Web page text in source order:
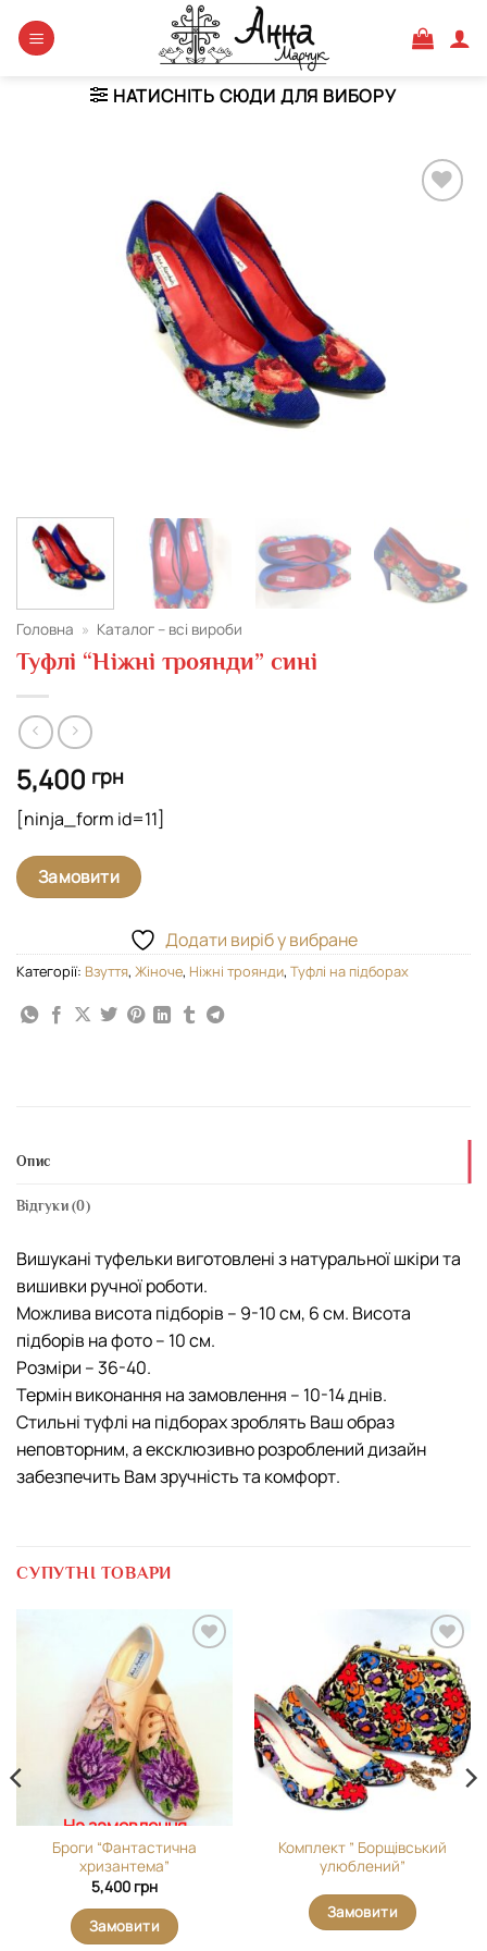
НАТИСНІТЬ СЮДИ ДЛЯ ВИБОРУ
Головна » Каталог – всі вироби
Туфлі “Ніжні троянди” сині
5,400 грн
[ninja_form id=11]
Замовити
Додати виріб у вибране
Категорії: Взуття, Жіноче, Ніжні троянди, Туфлі на підборах
Опис
Відгуки (0)
Вишукані туфельки виготовлені з натуральної шкіри та
вишивки ручної роботи.
Можлива висота підборів – 9-10 см, 6 см. Висота
підборів на фото – 10 см.
Розміри – 36-40.
Термін виконання на замовлення – 10-14 днів.
Стильні туфлі на підборах зроблять Ваш образ
неповторним, а ексклюзивно розроблений дизайн
забезпечить Вам зручність та комфорт.
СУПУТНІ ТОВАРИ
вибране
На замовлення
Броги “Фантастична
хризантема”
5,400 грн
Замовити
Додати
виріб у
вибране
Комплект ” Борщівський
улюблений”
Замовити